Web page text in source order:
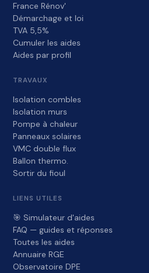
France Rénov'
Démarchage et loi
TVA 5,5%
Cumuler les aides
Aides par profil
TRAVAUX
Isolation combles
Isolation murs
Pompe à chaleur
Panneaux solaires
VMC double flux
Ballon thermo.
Sortir du fioul
LIENS UTILES
🎯 Simulateur d'aides
FAQ — guides et réponses
Toutes les aides
Annuaire RGE
Observatoire DPE